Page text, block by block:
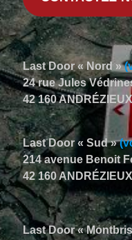
Last Door « Nord »
24 rue Jules
42 160
Last Door « Sud »
214 avenue Benoit
42 160
Last Door «